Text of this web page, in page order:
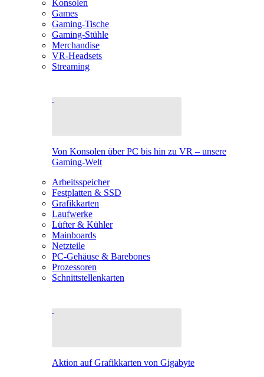
Konsolen
Games
Gaming-Tische
Gaming-Stühle
Merchandise
VR-Headsets
Streaming
Von Konsolen über PC bis hin zu VR – unsere
Gaming-Welt
Arbeitsspeicher
Festplatten & SSD
Grafikkarten
Laufwerke
Lüfter & Kühler
Mainboards
Netzteile
PC-Gehäuse & Barebones
Prozessoren
Schnittstellenkarten
Aktion auf Grafikkarten von Gigabyte